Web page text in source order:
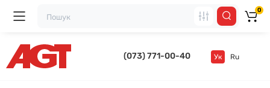
(073) 771-00-40 Ук Ru
0